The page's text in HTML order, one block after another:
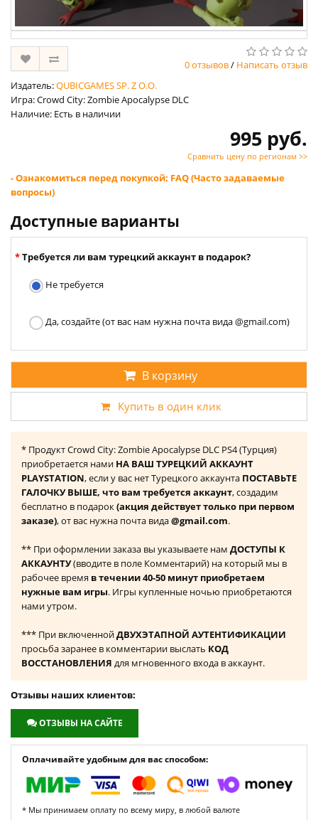
0 отзывов/ Написать отзыв
Издатель:QUBICGAMES SP. Z O.O.
Игра: Crowd City: Zombie Apocalypse DLC
Наличие: Есть в наличии
995 руб.
Сравнить цену по регионам >>
- Ознакомиться перед покупкой: FAQ (Часто задаваемые
вопросы)
Доступные варианты
Требуется ли вам турецкий аккаунт в подарок?
Не требуется
Да, создайте (от вас нам нужна почта вида @gmail.com)
В корзину
Купить в один клик
* Продукт Crowd City: Zombie Apocalypse DLC PS4 (Турция)
приобретается нами НА ВАШ ТУРЕЦКИЙ АККАУНТ
PLAYSTATION, если у вас нет Турецкого аккаунта ПОСТАВЬТЕ
ГАЛОЧКУ ВЫШЕ, что вам требуется аккаунт, создадим
бесплатно в подарок(акция действует только при первом
заказе), от вас нужна почта вида@gmail.com.
** При оформлении заказа вы указываете нам ДОСТУПЫ К
АККАУНТУ(вводите в поле Комментарий) на который мы в
рабочее время в течении 40-50 минут приобретаем
нужные вам игры. Игры купленные ночью приобретаются
нами утром.
*** При включеннойДВУХЭТАПНОЙ АУТЕНТИФИКАЦИИ
просьба заранее в комментарии выслать КОД
ВОССТАНОВЛЕНИЯ для мгновенного входа в аккаунт.
Отзывы наших клиентов:
ОТЗЫВЫ НА САЙТЕ
Оплачивайте удобным для вас способом:
* Мы принимаем оплату по всему миру, в любой валюте